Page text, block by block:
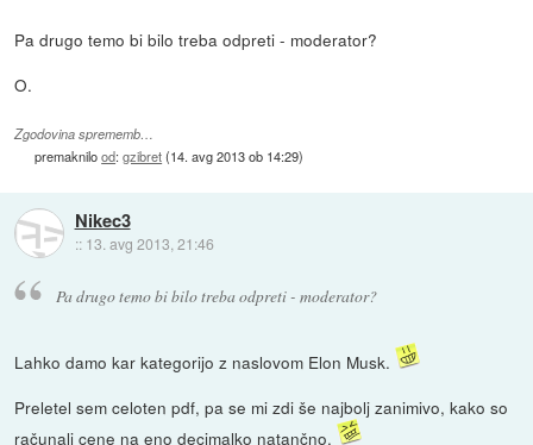
Pa drugo temo bi bilo treba odpreti - moderator?
O.
Zgodovina sprememb…
premaknilood:gzibret(14. avg 2013 ob 14:29)
Nikec3
:: 13. avg 2013, 21:46
Pa drugo temo bi bilo treba odpreti - moderator?
Lahko damo kar kategorijo z naslovom Elon Musk.
Preletel sem celoten pdf, pa se mi zdi še najbolj zanimivo, kako so
računali cene na eno decimalko natančno.